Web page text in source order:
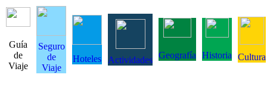
Guía
de
Viaje
Seguro
de
Viaje
Hoteles Actividades Geografía Historia Cultura